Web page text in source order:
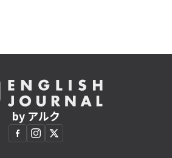
by アルク